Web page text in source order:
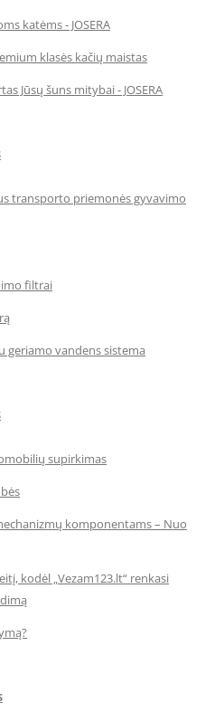
katėms - JOSERA
klasės kačių maistas
Jūsų šuns mitybai - JOSERA
transporto priemonės gyvavimo
filtrai
geriamo vandens sistema
supirkimas
komponentams – Nuo
kodėl „Vezam123.lt“ renkasi